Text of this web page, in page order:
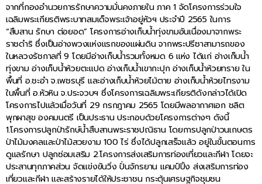
จากที่กองอำนวยการรักษาความมั่นคงภายใน ภาค 1 จัดโครงการร่วมใจ
เฉลิมพระเกียรติพระบาทสมเด็จพระเจ้าอยู่หัวฯ ประจำปี 2565 ในการ
“สืบสาน รักษา ต่อยอด” โครงการอ่างเก็บน้ำทุ่งขามอันเนื่องมาจากพระ
ราชดำริ ซึ่งเป็นอ่างพวงแห่งแรกของแผ่นดิน จากพระปรีชาสามารถของ
ในหลวงรัชกาลที่ 9 โดยมีอ่างเก็บน้ำรวมทั้งหมด 6 แห่ง ได้แก่ อ่างเก็บน้ำ
ทุ่งขาม อ่างเก็บน้ำห้วยตะแปด อ่างเก็บน้ำเขากะปุก อ่างเก็บน้ำห้วยทราย ใน
พื้นที่ อ.ชะอำ จ.เพชรบุรี และอ่างเก็บน้ำห้วยไม้ตาย อ่างเก็บน้ำห้วยไทรงาม
ในพื้นที่ อ.หัวหิน จ.ประจวบฯ ซึ่งโครงการเฉลิมพระเกียรติดังกล่าวได้เปิด
โครงการไปแล้วเมื่อวันที่ 29 กรกฎาคม 2565 โดยมีพลอากาศเอก ชลิต
พุกผาสุข องคมนตรี เป็นประธาน ประกอบด้วยโครงการต่างๆ ดังนี้
1.โครงการปลูกป่ารักษ์น้ำสืบสานพระราชปณิธาน โดยการปลูกป่าวนเกษตร
ป่าไม้มงคลและป่าไม้สวยงาม 100 ไร่ ซึ่งได้ปลูกเสร็จแล้ว อยู่ในขั้นตอนการ
ดูแลรักษา ปลูกซ่อมเสริม 2.โครงการส่งเสริมการท่องเที่ยวและกีฬา โดยจะ
ประสานทุกภาคส่วน จัดแข่งขันวิ่ง ปั่นจักรยาน แคมป์ปิ้ง ส่งเสริมการท่อง
เที่ยวและกีฬา และสร้างรายได้ให้ประชาชน กระตุ้นเศรษฐกิจชุมชน